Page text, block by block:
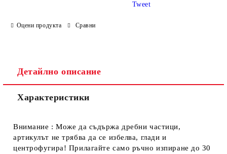
Оцени продукта Сравни
Tweet
Детайлно описание
Характеристики
Внимание : Може да съдържа дребни частици,
артикулът не трябва да се избелва, глади и
центрофугира! Прилагайте само ръчно изпиране до 30